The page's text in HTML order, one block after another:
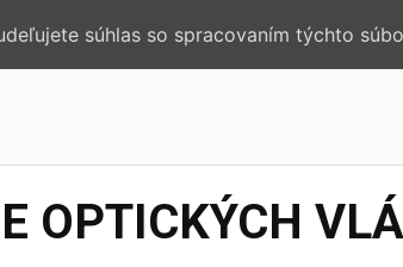
OPTICKÝCH
súhlas so spracovaním týchto